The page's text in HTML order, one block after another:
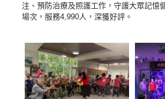
注、預防治療及照護工作，守護大眾記憶
場次，服務4,990人，深獲好評。